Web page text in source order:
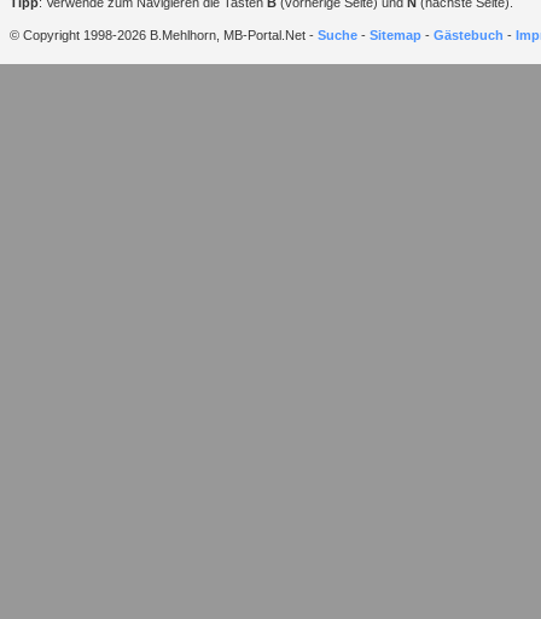
Tipp: Verwende zum Navigieren die Tasten B (vorherige Seite) und N (nächste Seite).
© Copyright 1998-2026 B.Mehlhorn, MB-Portal.Net - Suche - Sitemap - Gästebuch -